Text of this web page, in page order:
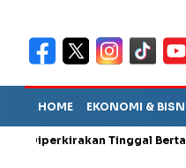
HOME EKONOMI &
Tinggal Bertahan